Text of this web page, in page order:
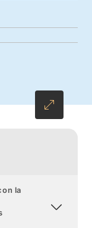
región
de las
antes
la